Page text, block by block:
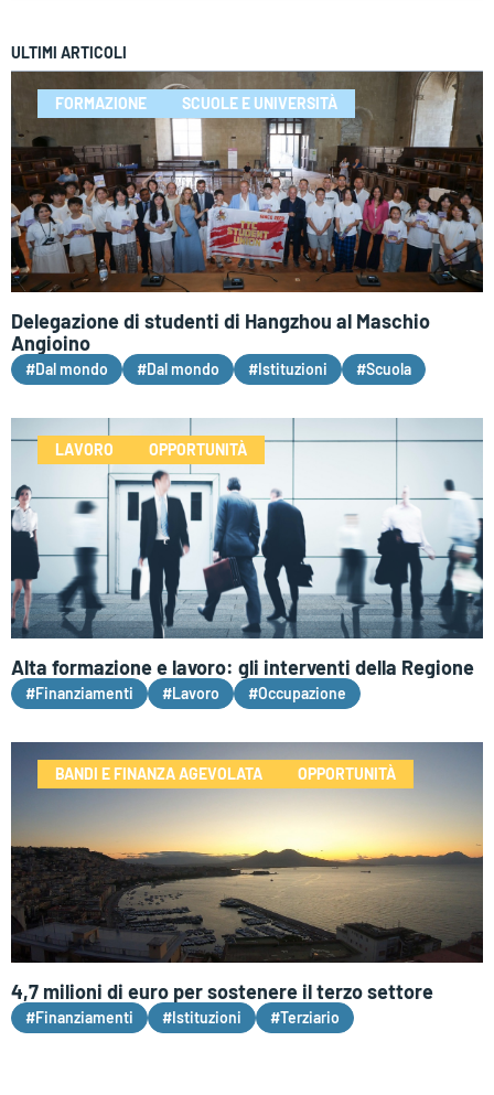
ULTIMI ARTICOLI
FORMAZIONE SCUOLE E UNIVERSITÀ
Delegazione di studenti di Hangzhou al Maschio
Angioino
#Dal mondo #Dal mondo #Istituzioni #Scuola
LAVORO OPPORTUNITÀ
Alta formazione e lavoro: gli interventi della Regione
#Finanziamenti #Lavoro #Occupazione
BANDI E FINANZA AGEVOLATA OPPORTUNITÀ
4,7 milioni di euro per sostenere il terzo settore
#Finanziamenti #Istituzioni #Terziario